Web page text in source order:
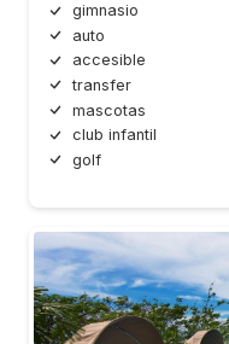
gimnasio
auto
accesible
transfer
mascotas
club infantil
golf